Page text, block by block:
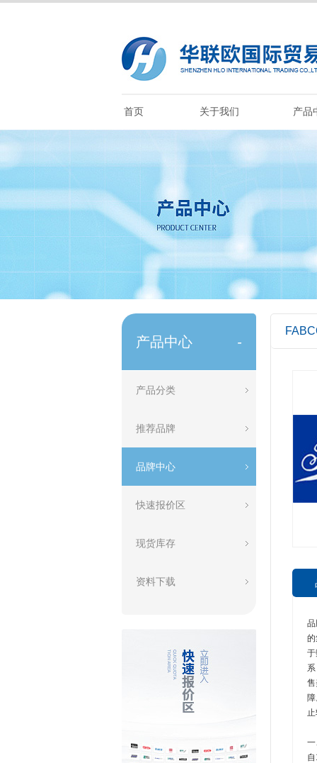
首页 关于我们 产品
产品中心 -
产品分类
推荐品牌
品牌中心
快速报价区
现货库存
资料下载
售
一